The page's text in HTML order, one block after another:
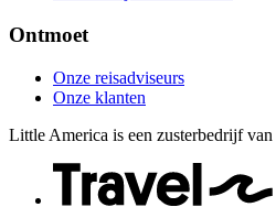
Ontmoet
Onze reisadviseurs
Onze klanten
Little America is een zusterbedrijf van